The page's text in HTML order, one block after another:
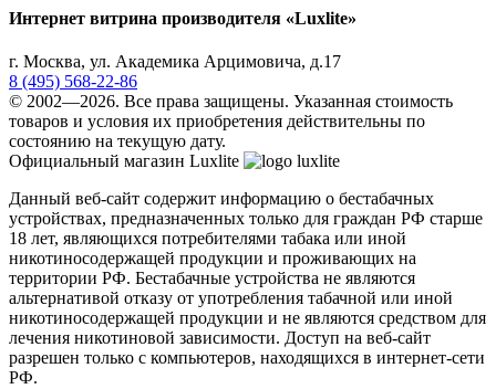
Интернет витрина производителя «Luxlite»
г. Москва, ул. Академика Арцимовича, д.17
8 (495) 568-22-86
© 2002—2026. Все права защищены. Указанная стоимость
товаров и условия их приобретения действительны по
состоянию на текущую дату.
Официальный магазин Luxlite
Данный веб-сайт содержит информацию о бестабачных
устройствах, предназначенных только для граждан РФ старше
18 лет, являющихся потребителями табака или иной
никотиносодержащей продукции и проживающих на
территории РФ. Бестабачные устройства не являются
альтернативой отказу от употребления табачной или иной
никотиносодержащей продукции и не являются средством для
лечения никотиновой зависимости. Доступ на веб-сайт
разрешен только с компьютеров, находящихся в интернет-сети
РФ.